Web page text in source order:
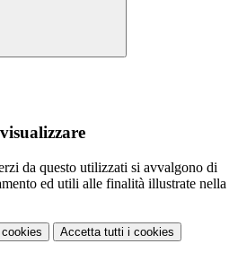
da questo utilizzati si avvalgono di
ed utili alle finalità illustrate nella
Accetta tutti i cookies